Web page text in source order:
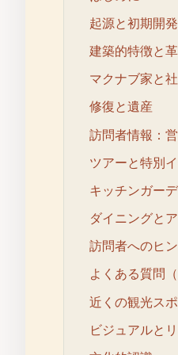
起源と初期開発
建築的特徴と
マクナブ家と
修復と遺産
訪問者情報：
ツアーと特別
キッチンガー
ダイニングと
訪問者へのヒ
よくある質問（
近くの観光ス
ビジュアルと